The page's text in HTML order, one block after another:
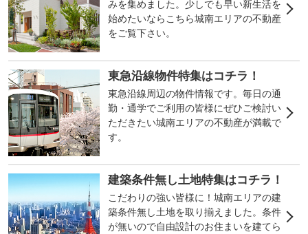
みを集めました。少しでも早い新生活を
始めたいならこちら城南エリアの不動産
をご覧下さい。
東急沿線物件特集はコチラ！
東急沿線周辺の物件情報です。毎日の通
勤・通学でご利用の皆様にぜひご検討い
ただきたい城南エリアの不動産が満載で
す。
建築条件無し土地特集はコチラ！
こだわりの強い皆様に！城南エリアの建
築条件無し土地を取り揃えました。条件
が無いので自由設計のお住まいを建てら